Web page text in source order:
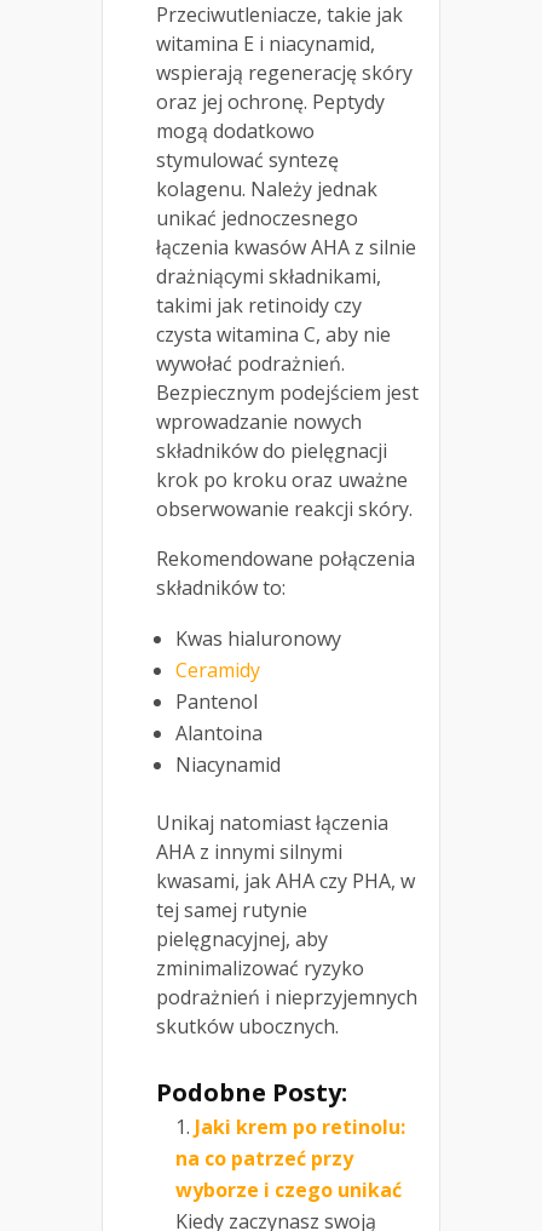
Przeciwutleniacze, takie jak
witamina E i niacynamid,
wspierają regenerację skóry
oraz jej ochronę. Peptydy
mogą dodatkowo
stymulować syntezę
kolagenu. Należy jednak
unikać jednoczesnego
łączenia kwasów AHA z silnie
drażniącymi składnikami,
takimi jak retinoidy czy
czysta witamina C, aby nie
wywołać podrażnień.
Bezpiecznym podejściem jest
wprowadzanie nowych
składników do pielęgnacji
krok po kroku oraz uważne
obserwowanie reakcji skóry.
Rekomendowane połączenia
składników to:
Kwas hialuronowy
Ceramidy
Pantenol
Alantoina
Niacynamid
Unikaj natomiast łączenia
AHA z innymi silnymi
kwasami, jak AHA czy PHA, w
tej samej rutynie
pielęgnacyjnej, aby
zminimalizować ryzyko
podrażnień i nieprzyjemnych
skutków ubocznych.
Podobne Posty:
Jaki krem po retinolu:
na co patrzeć przy
wyborze i czego unikać
Kiedy zaczynasz swoją